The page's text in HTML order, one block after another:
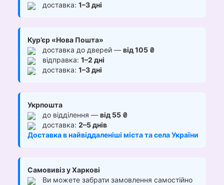
доставка: 1–3 дні
Кур’єр «Нова Пошта»
доставка до дверей — від 105 ₴
відправка: 1–2 дні
доставка: 1–3 дні
Укрпошта
до відділення — від 55 ₴
доставка: 2–5 днів
Доставка в найвіддаленіші міста та села України
Самовивіз у Харкові
Ви можете забрати замовлення самостійно